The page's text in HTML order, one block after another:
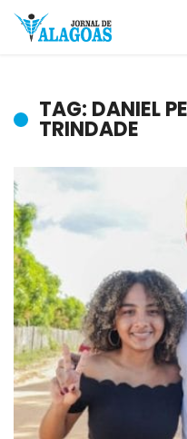
TAG: DANIEL
TRINDADE